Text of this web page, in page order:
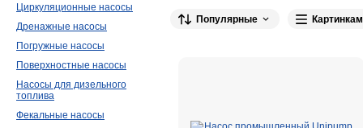
Популярные
Циркуляционные насосы
Дренажные насосы
Погружные насосы
Поверхностные насосы
Насосы для дизельного
топлива
Фекальные насосы